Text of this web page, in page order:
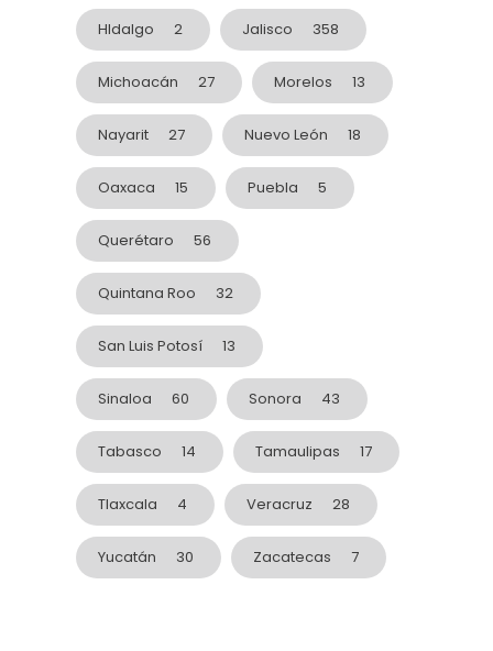
HIdalgo 2 Jalisco 358
Michoacán 27 Morelos 13
Nayarit 27 Nuevo León 18
Oaxaca 15 Puebla 5
Querétaro 56
Quintana Roo 32
San Luis Potosí 13
Sinaloa 60 Sonora 43
Tabasco 14 Tamaulipas 17
Tlaxcala 4 Veracruz 28
Yucatán 30 Zacatecas 7